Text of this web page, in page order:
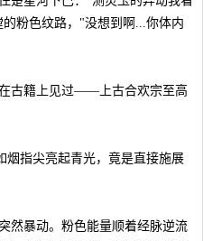
粉色纹路，"没想到啊...你体内
古籍上见过——上古合欢宗至高
指尖亮起青光，竟是直接施展
暴动。粉色能量顺着经脉逆流